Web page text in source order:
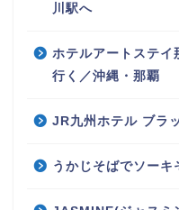
川駅へ
ホテルアートステイ
行く／沖縄・那覇
JR九州ホテル ブラ
うかじそばでソーキ